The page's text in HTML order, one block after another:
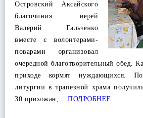
Островский Аксайского
благочиния иерей
Валерий Гальченко
вместе с волонтерами-
поварами организовал
очередной благотворительный обед.
приходе кормят нуждающихся.
литургии в трапезной храма
30 прихожан,… ПОДРОБНЕЕ